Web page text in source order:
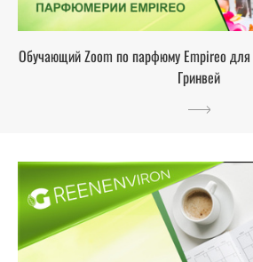
Обучающий Zoom по парфюму Empireo для
Гринвей